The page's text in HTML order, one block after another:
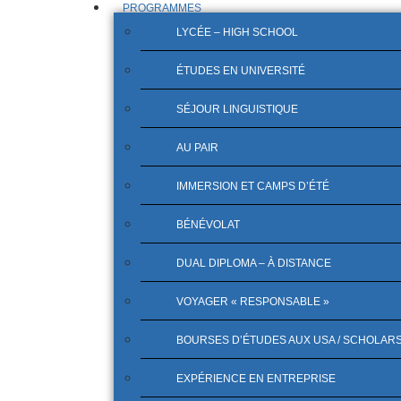
PROGRAMMES
LYCÉE – HIGH SCHOOL
ÉTUDES EN UNIVERSITÉ
SÉJOUR LINGUISTIQUE
AU PAIR
IMMERSION ET CAMPS D’ÉTÉ
BÉNÉVOLAT
DUAL DIPLOMA – À DISTANCE
VOYAGER « RESPONSABLE »
BOURSES D’ÉTUDES AUX USA /
EXPÉRIENCE EN ENTREPRISE